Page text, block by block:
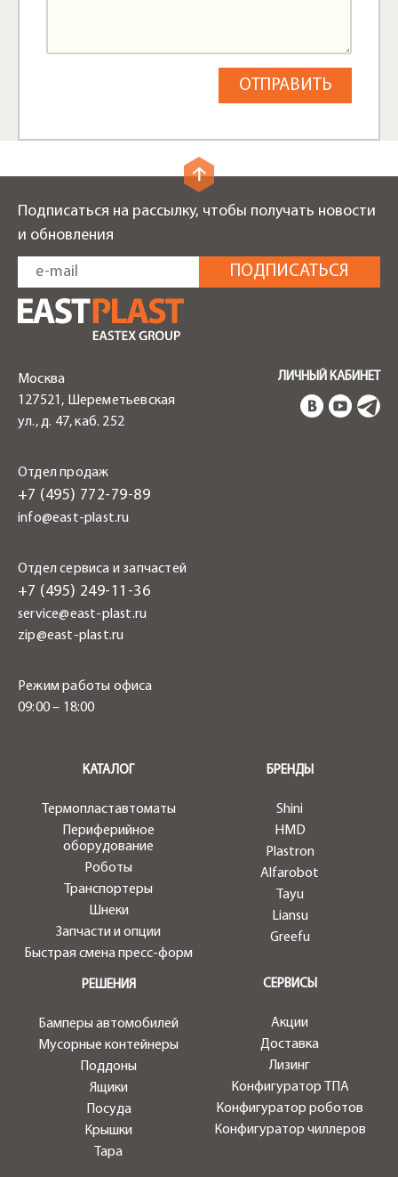
Подписаться на рассылку, чтобы получать новости
и обновления
Москва
127521, Шереметьевская
ул., д. 47, каб. 252
Отдел продаж
+7 (495) 772-79-89
info@east-plast.ru
Отдел сервиса и запчастей
+7 (495) 249-11-36
service@east-plast.ru
zip@east-plast.ru
Режим работы офиса
09:00 – 18:00
ЛИЧНЫЙ КАБИНЕТ
КАТАЛОГ
Термопластавтоматы
Периферийное
оборудование
Роботы
Транспортеры
Шнеки
Запчасти и опции
Быстрая смена пресс-форм
БРЕНДЫ
Shini
HMD
Plastron
Alfarobot
Tayu
Liansu
Greefu
СЕРВИСЫ
Акции
Доставка
Лизинг
Конфигуратор ТПА
Конфигуратор роботов
Конфигуратор чиллеров
РЕШЕНИЯ
Бамперы автомобилей
Мусорные контейнеры
Поддоны
Ящики
Посуда
Крышки
Тара